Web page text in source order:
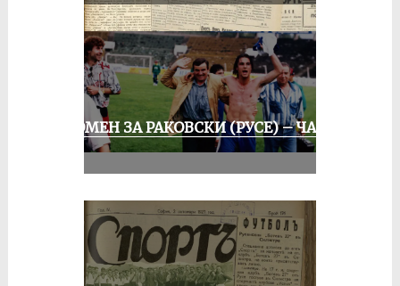
СПОМЕН ЗА РАКОВСКИ (РУСЕ) – ЧАСТ